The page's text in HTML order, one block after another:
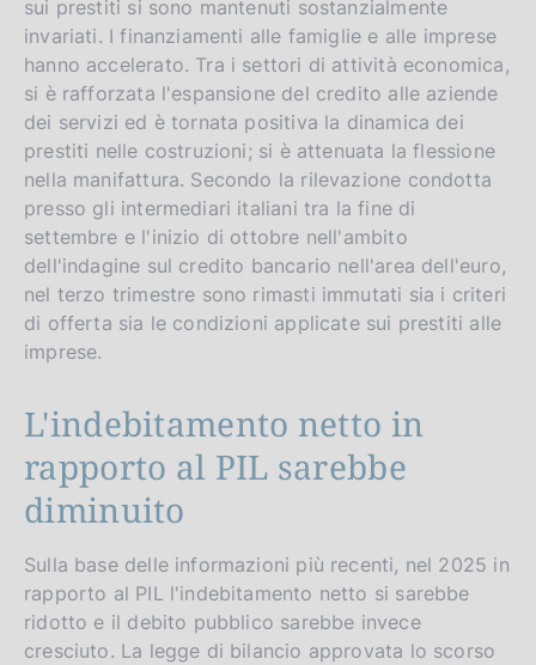
sui prestiti si sono mantenuti sostanzialmente
invariati. I finanziamenti alle famiglie e alle imprese
hanno accelerato. Tra i settori di attività economica,
si è rafforzata l'espansione del credito alle aziende
dei servizi ed è tornata positiva la dinamica dei
prestiti nelle costruzioni; si è attenuata la flessione
nella manifattura. Secondo la rilevazione condotta
presso gli intermediari italiani tra la fine di
settembre e l'inizio di ottobre nell'ambito
dell'indagine sul credito bancario nell'area dell'euro,
nel terzo trimestre sono rimasti immutati sia i criteri
di offerta sia le condizioni applicate sui prestiti alle
imprese.
L'indebitamento netto in
rapporto al PIL sarebbe
diminuito
Sulla base delle informazioni più recenti, nel 2025 in
rapporto al PIL l'indebitamento netto si sarebbe
ridotto e il debito pubblico sarebbe invece
cresciuto. La legge di bilancio approvata lo scorso